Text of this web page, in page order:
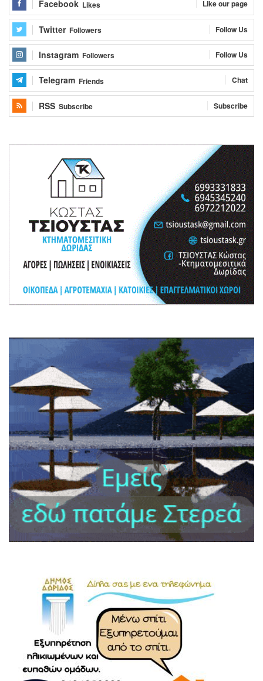
Facebook Likes Like our page
Twitter Followers Follow Us
Instagram Followers Follow Us
Telegram Friends Chat
RSS Subscribe Subscribe